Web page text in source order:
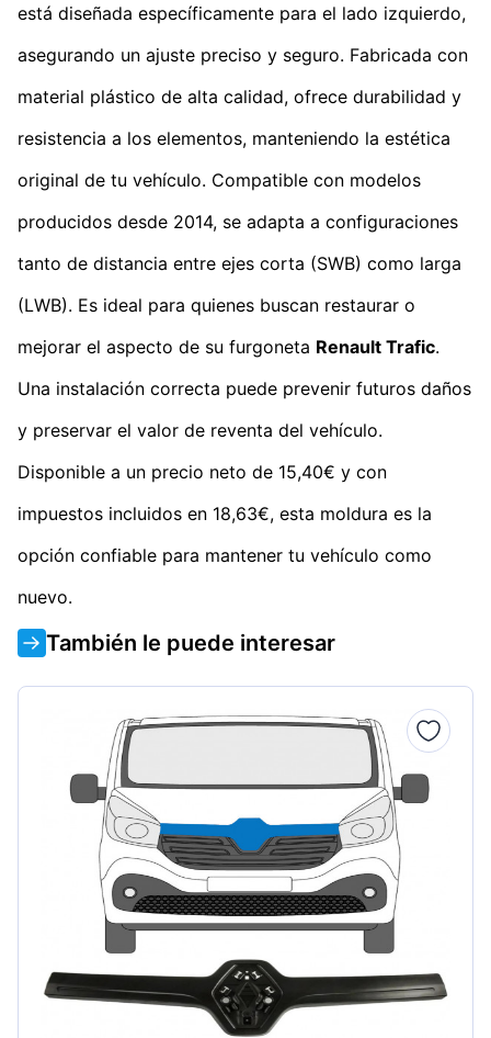
está diseñada específicamente para el lado izquierdo,
asegurando un ajuste preciso y seguro. Fabricada con
material plástico de alta calidad, ofrece durabilidad y
resistencia a los elementos, manteniendo la estética
original de tu vehículo. Compatible con modelos
producidos desde 2014, se adapta a configuraciones
tanto de distancia entre ejes corta (SWB) como larga
(LWB). Es ideal para quienes buscan restaurar o
mejorar el aspecto de su furgoneta Renault Trafic.
Una instalación correcta puede prevenir futuros daños
y preservar el valor de reventa del vehículo.
Disponible a un precio neto de 15,40€ y con
impuestos incluidos en 18,63€, esta moldura es la
opción confiable para mantener tu vehículo como
nuevo.
También le puede interesar